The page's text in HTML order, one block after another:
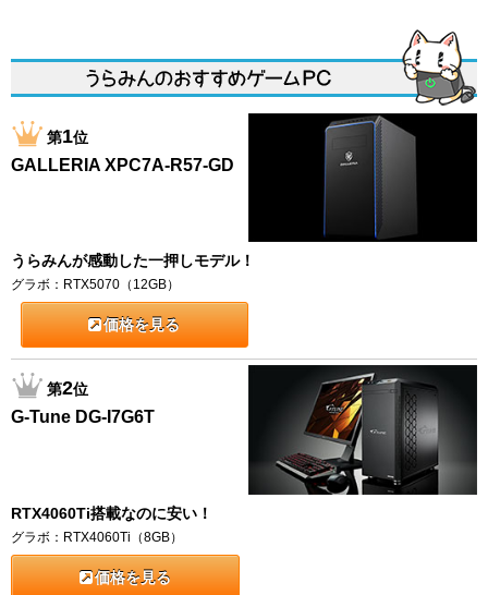
第1位
GALLERIA XPC7A-R57-GD
うらみんが感動した一押しモデル！
グラボ：RTX5070（12GB）
価格を見る
第2位
G-Tune DG-I7G6T
RTX4060Ti搭載なのに安い！
グラボ：RTX4060Ti（8GB）
価格を見る